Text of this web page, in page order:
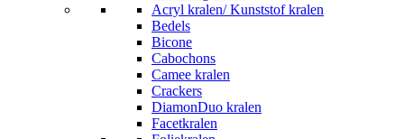
Acryl kralen/ Kunststof kralen
Bedels
Bicone
Cabochons
Camee kralen
Crackers
DiamonDuo kralen
Facetkralen